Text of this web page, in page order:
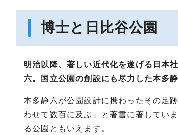
博士と日比谷公園
明治以降、著しい近代化を遂げる日本
六。国立公園の創設にも尽力した本多
本多静六が公園設計に携わったその足
わせて数百に及ぶ」と著書に著してい
る公園ともいえます。